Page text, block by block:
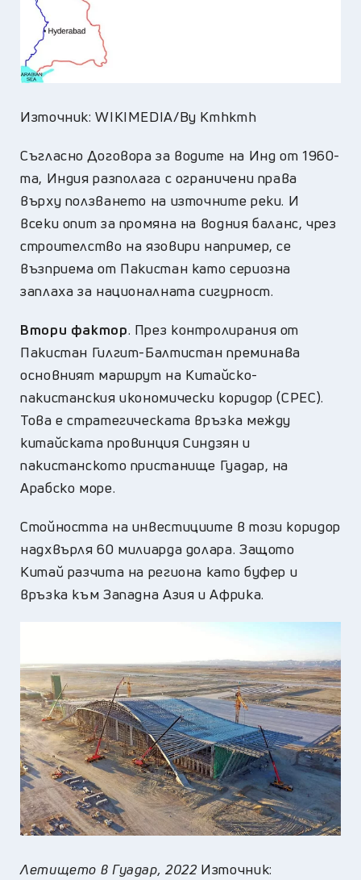
Източник: WIKIMEDIA/By Kmhkmh
Съгласно Договора за водите на Инд от 1960-
та, Индия разполага с ограничени права
върху ползването на източните реки. И
всеки опит за промяна на водния баланс, чрез
строителство на язовири например, се
възприема от Пакистан като сериозна
заплаха за националната сигурност.
Втори фактор. През контролирания от
Пакистан Гилгит-Балтистан преминава
основният маршрут на Китайско-
пакистанския икономически коридор (CPEC).
Това е стратегическата връзка между
китайската провинция Синдзян и
пакистанското пристанище Гуадар, на
Арабско море.
Стойността на инвестициите в този коридор
надхвърля 60 милиарда долара. Защото
Китай разчита на региона като буфер и
връзка към Западна Азия и Африка.
Летището в Гуадар, 2022Източник: